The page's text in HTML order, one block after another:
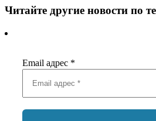
Читайте другие новости по
Email адрес *